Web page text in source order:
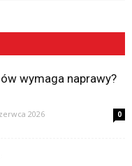
wymaga naprawy?
2026 0